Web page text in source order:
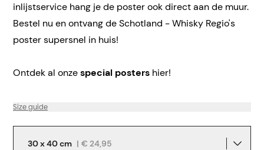
inlijstservice hang je de poster ook direct aan de muur.
Bestel nu en ontvang de Schotland - Whisky Regio's
poster supersnel in huis!
Ontdek al onzespecial posters hier!
Size guide
30 x 40 cm | € 24,95